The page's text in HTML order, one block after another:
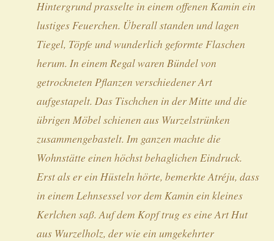
Hintergrund prasselte in einem offenen Kamin ein
lustiges Feuerchen. Überall standen und lagen
Tiegel, Töpfe und wunderlich geformte Flaschen
herum. In einem Regal waren Bündel von
getrockneten Pflanzen verschiedener Art
aufgestapelt. Das Tischchen in der Mitte und die
übrigen Möbel schienen aus Wurzelstrünken
zusammengebastelt. Im ganzen machte die
Wohnstätte einen höchst behaglichen Eindruck.
Erst als er ein Hüsteln hörte, bemerkte Atréju, dass
in einem Lehnsessel vor dem Kamin ein kleines
Kerlchen saß. Auf dem Kopf trug es eine Art Hut
aus Wurzelholz, der wie ein umgekehrter